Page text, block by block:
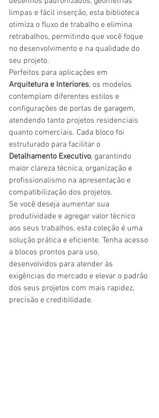
limpas e fácil inserção, esta biblioteca
otimiza o fluxo de trabalho e elimina
retrabalhos, permitindo que você foque
no desenvolvimento e na qualidade do
seu projeto.
Perfeitos para aplicações em
Arquitetura e Interiores, os modelos
contemplam diferentes estilos e
configurações de portas de garagem,
atendendo tanto projetos residenciais
quanto comerciais. Cada bloco foi
estruturado para facilitar o
Detalhamento Executivo, garantindo
maior clareza técnica, organização e
profissionalismo na apresentação e
compatibilização dos projetos.
Se você deseja aumentar sua
produtividade e agregar valor técnico
aos seus trabalhos, esta coleção é uma
solução prática e eficiente. Tenha acesso
a blocos prontos para uso,
desenvolvidos para atender às
exigências do mercado e elevar o padrão
dos seus projetos com mais rapidez,
precisão e credibilidade.